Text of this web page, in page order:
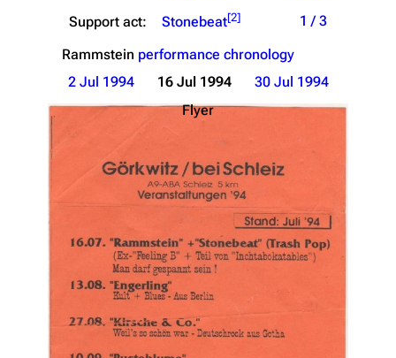
Support act: Stonebeat 1 / 3
[2]
Rammstein performance chronology
2 Jul 1994
16 Jul 1994
30 Jul 1994
Flyer